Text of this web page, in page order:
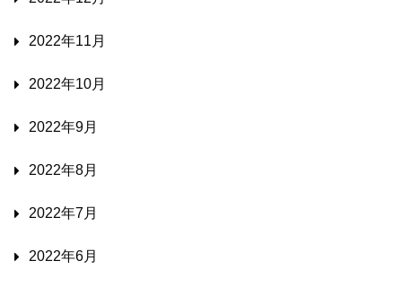
2022年11月
2022年10月
2022年9月
2022年8月
2022年7月
2022年6月